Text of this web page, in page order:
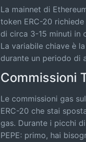
La mainnet di
token ERC-20
di circa 3-15 minuti in
La variabile chiave è
durante un periodo di
Commissioni
Le commissioni gas
ERC-20 che stai
gas. Durante i picchi
PEPE: primo, hai